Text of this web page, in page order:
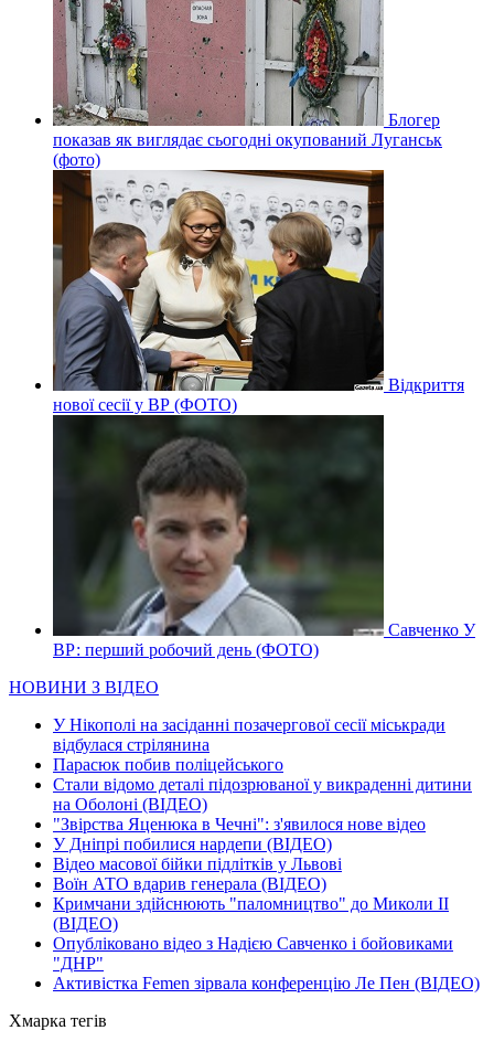
Блогер
показав як виглядає сьогодні окупований Луганськ
(фото)
Відкриття
нової сесії у ВР (ФОТО)
Савченко У
ВР: перший робочий день (ФОТО)
НОВИНИ З ВІДЕО
У Нікополі на засіданні позачергової сесії міськради
відбулася стрілянина
Парасюк побив поліцейського
Стали відомо деталі підозрюваної у викраденні дитини
на Оболоні (ВІДЕО)
"Звірства Яценюка в Чечні": з'явилося нове відео
У Дніпрі побилися нардепи (ВІДЕО)
Відео масової бійки підлітків у Львові
Воїн АТО вдарив генерала (ВІДЕО)
Кримчани здійснюють "паломництво" до Миколи ІІ
(ВІДЕО)
Опубліковано відео з Надією Савченко і бойовиками
"ДНР"
Активістка Femen зірвала конференцію Ле Пен (ВІДЕО)
Хмарка тегів